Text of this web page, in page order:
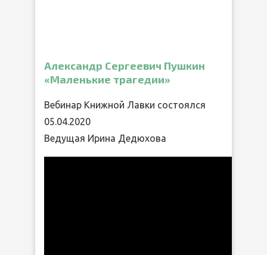
Александр Сергеевич Пушкин
«Маленькие трагедии»
Вебинар Книжной Лавки состоялся
05.04.2020
Ведущая Ирина Дедюхова